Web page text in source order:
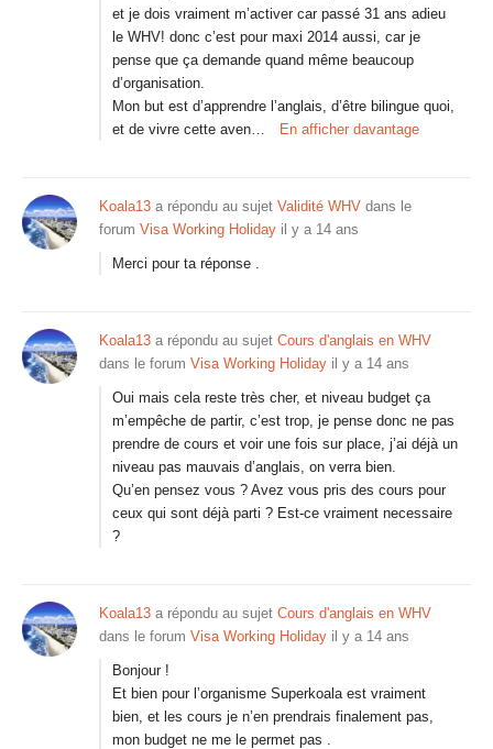
et je dois vraiment m’activer car passé 31 ans adieu
le WHV! donc c’est pour maxi 2014 aussi, car je
pense que ça demande quand même beaucoup
d’organisation.
Mon but est d’apprendre l’anglais, d’être bilingue quoi,
et de vivre cette aven…
En afficher davantage
Koala13 a répondu au sujet Validité WHV dans le
forum Visa Working Holiday il y a 14 ans
Merci pour ta réponse .
Koala13 a répondu au sujet Cours d'anglais en WHV
dans le forum Visa Working Holiday il y a 14 ans
Oui mais cela reste très cher, et niveau budget ça
m’empêche de partir, c’est trop, je pense donc ne pas
prendre de cours et voir une fois sur place, j’ai déjà un
niveau pas mauvais d’anglais, on verra bien.
Qu’en pensez vous ? Avez vous pris des cours pour
ceux qui sont déjà parti ? Est-ce vraiment necessaire
?
Koala13 a répondu au sujet Cours d'anglais en WHV
dans le forum Visa Working Holiday il y a 14 ans
Bonjour !
Et bien pour l’organisme Superkoala est vraiment
bien, et les cours je n’en prendrais finalement pas,
mon budget ne me le permet pas .